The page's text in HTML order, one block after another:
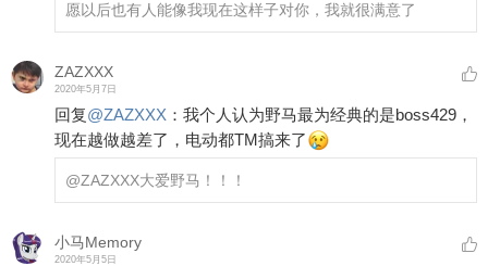
愿以后也有人能像我现在这样子对你，我就很满意了
ZAZXXX
2020年5月7日
回复@ZAZXXX ： 我个人认为野马最为经典的是boss429，
现在越做越差了，电动都TM搞来了
@ZAZXXX大爱野马！！！
小马Memory
2020年5月5日